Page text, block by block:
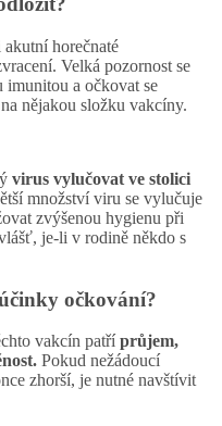
horečnaté
Velká pozornost se
imunitou a očkovat se
nějakou složku vakcíny.
virus vylučovat ve stolici
množství viru se vylučuje
zvýšenou hygienu při
je-li v rodině někdo s
očkování?
vakcín patříprůjem,
Pokud nežádoucí
zhorší, je nutné navštívit